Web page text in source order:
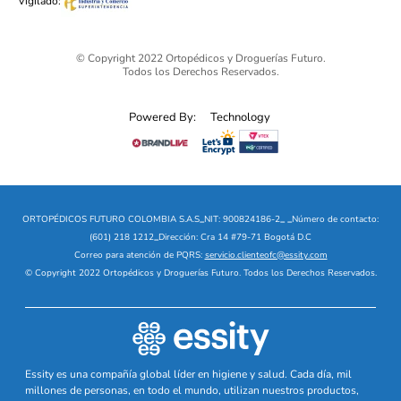
© Copyright 2022 Ortopédicos y Droguerías Futuro.
Todos los Derechos Reservados.
Powered By: Technology
ORTOPÉDICOS FUTURO COLOMBIA S.A.S_NIT: 900824186-2_ _Número de contacto:
(601) 218 1212_Dirección: Cra 14 #79-71 Bogotá D.C
Correo para atención de PQRS: servicio.clienteofc@essity.com
© Copyright 2022 Ortopédicos y Droguerías Futuro. Todos los Derechos Reservados.
Essity es una compañía global líder en higiene y salud. Cada día, mil
millones de personas, en todo el mundo, utilizan nuestros productos,